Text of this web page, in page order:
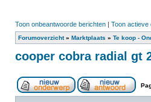
Toon onbeantwoorde berichten | Toon actieve
Forumoverzicht» Marktplaats » Te koop -
cooper cobra radial gt